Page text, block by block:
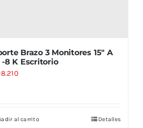
Brazo 3 Monitores 15″ A
-8 K Escritorio
al carrito Detalles